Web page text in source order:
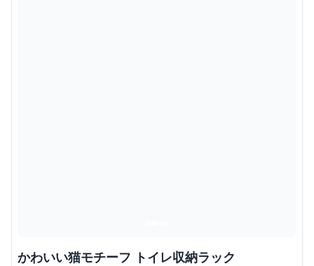
かわいい猫モチーフ トイレ収納ラック